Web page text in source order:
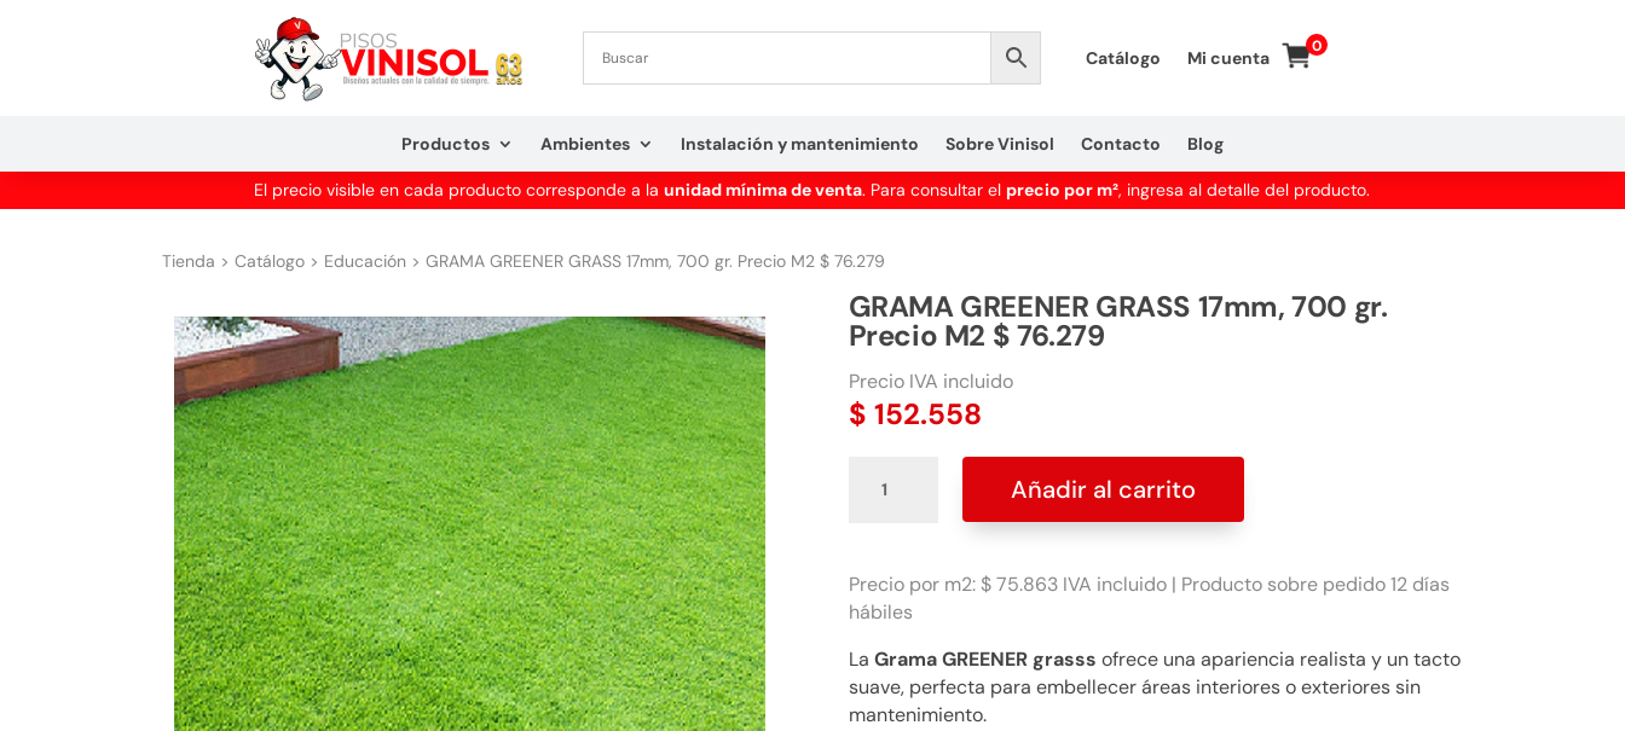
Catálogo Mi cuenta
0
Productos Ambientes Instalación y mantenimiento Sobre Vinisol Contacto Blog
El precio visible en cada producto corresponde a launidad mínima de venta. Para consultar el precio por m², ingresa al detalle del producto.
Tienda >Catálogo > Educación >GRAMA GREENER GRASS 17mm, 700 gr. Precio M2 $ 76.279
GRAMA GREENER GRASS 17mm, 700 gr.
Precio M2 $ 76.279
Precio IVA incluido
$ 152.558
GREENER
700
gr.
M2
$
76.279
Añadir al carrito
Precio por m2: $ 75.863 IVA incluido | Producto sobre pedido 12 días
hábiles
La Grama GREENER grasss ofrece una apariencia realista y un tacto
suave, perfecta para embellecer áreas interiores o exteriores sin
mantenimiento.